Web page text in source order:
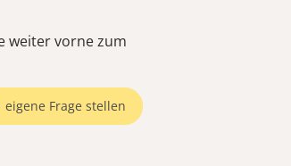
weiter vorne zum
eigene Frage stellen